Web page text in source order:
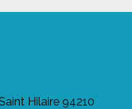
Hilaire 94210